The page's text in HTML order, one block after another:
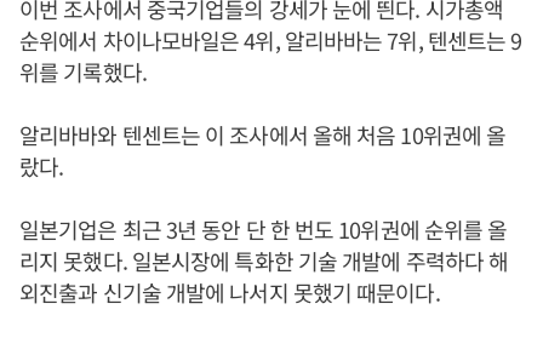
이번 조사에서 중국기업들의 강세가 눈에 띈다. 시가총액
순위에서 차이나모바일은 4위, 알리바바는 7위, 텐센트는 9
위를 기록했다.
알리바바와 텐센트는 이 조사에서 올해 처음 10위권에 올
랐다.
일본기업은 최근 3년 동안 단 한 번도 10위권에 순위를 올
리지 못했다. 일본시장에 특화한 기술 개발에 주력하다 해
외진출과 신기술 개발에 나서지 못했기 때문이다.